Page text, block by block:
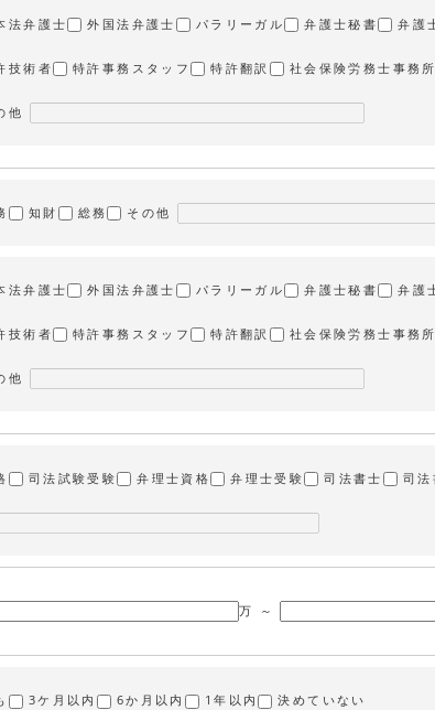
法弁護士 外国法弁護士 パラリーガル 弁護士秘書 弁護
技術者 特許事務スタッフ 特許翻訳 社会保険労務士事務
他
知財 総務 その他
法弁護士 外国法弁護士 パラリーガル 弁護士秘書 弁護
技術者 特許事務スタッフ 特許翻訳 社会保険労務士事務
他
司法試験受験 弁理士資格 弁理士受験 司法書士 司
万 ～
3ケ月以内 6か月以内 1年以内 決めていない